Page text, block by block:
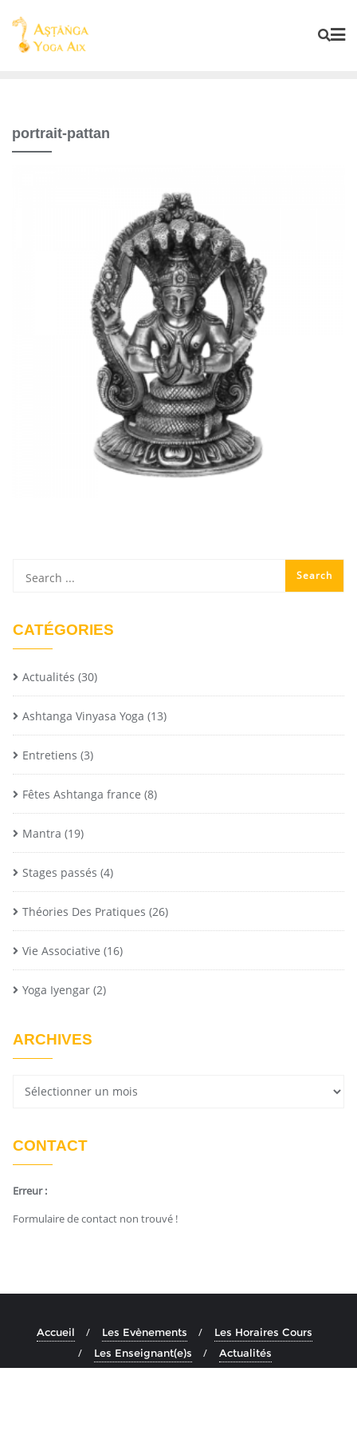
portrait-pattan
CATÉGORIES
Actualités (30)
Ashtanga Vinyasa Yoga (13)
Entretiens (3)
Fêtes Ashtanga france (8)
Mantra (19)
Stages passés (4)
Théories Des Pratiques (26)
Vie Associative (16)
Yoga Iyengar (2)
ARCHIVES
CONTACT
Erreur :
Formulaire de contact non trouvé !
Accueil Les Evènements
Les Horaires Cours
Les Enseignant(e)s
Actualités